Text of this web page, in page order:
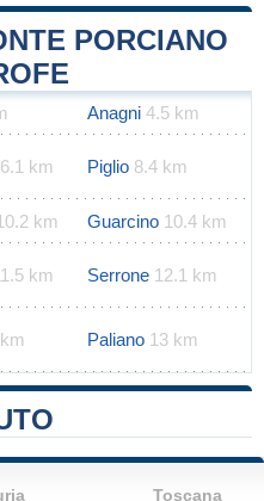
PORCIANO
Anagni 4.5 km
6.1 km Piglio 8.4 km
km Guarcino 10.4 km
km Serrone 12.1 km
Paliano 13 km
Toscana